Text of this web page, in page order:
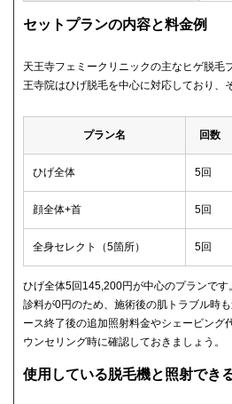
セットプランの内容と料金例
天王寺フェミークリニックの主なヒゲ脱毛
王寺院はひげ脱毛を中心に対応しており、
プラン名 回数
ひげ全体 5回
顔全体+首 5回
全身セレクト（5箇所） 5回
ひげ全体5回145,200円が中心のプランで
診料が0円のため、施術後の肌トラブル時
ース終了後の追加照射料金やシェービング
ウンセリング時に確認しておきましょう。
使用している脱毛機と照射でき